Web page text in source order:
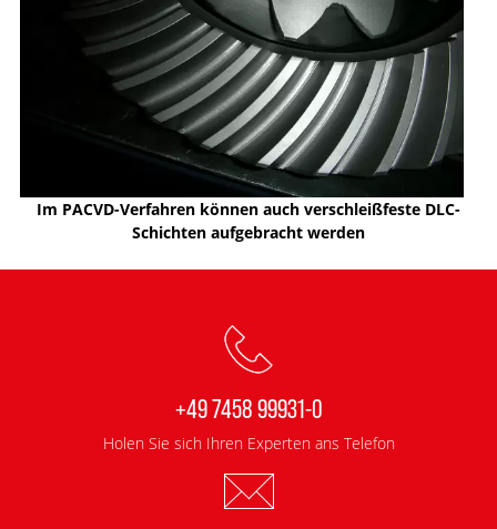
Im PACVD-Verfahren können auch verschleißfeste DLC-
Schichten aufgebracht werden
+49 7458 99931-0
Holen Sie sich Ihren Experten ans Telefon